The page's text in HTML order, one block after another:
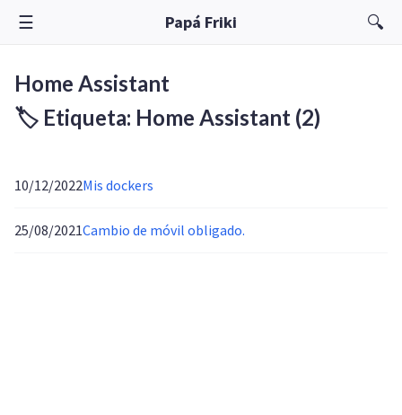
☰ Papá Friki 🔍
Home Assistant
🏷️ Etiqueta: Home Assistant (2)
10/12/2022Mis dockers
25/08/2021Cambio de móvil obligado.